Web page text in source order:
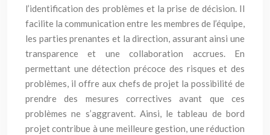
l’identification des problèmes et la prise de décision. Il
facilite la communication entre les membres de l’équipe,
les parties prenantes et la direction, assurant ainsi une
transparence et une collaboration accrues. En
permettant une détection précoce des risques et des
problèmes, il offre aux chefs de projet la possibilité de
prendre des mesures correctives avant que ces
problèmes ne s’aggravent. Ainsi, le tableau de bord
projet contribue à une meilleure gestion, une réduction